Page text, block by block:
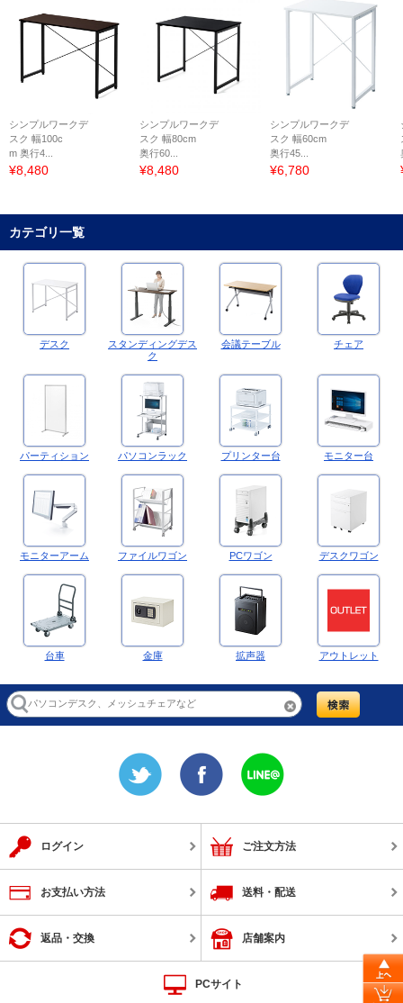
シンプルワークデ
スク 幅100c
m 奥行4...
¥8,480
シンプルワークデ
スク 幅80cm
奥行60...
¥8,480
シンプルワークデ
スク 幅60cm
奥行45...
¥6,780
カテゴリ一覧
デスク
スタンディングデス
ク
会議テーブル チェア
パーティション パソコンラック プリンター台 モニター台
モニターアーム ファイルワゴン PCワゴン デスクワゴン
台車 金庫 拡声器 アウトレット
ログイン ご注文方法
お支払い方法 送料・配送
返品・交換 店舗案内
PCサイト